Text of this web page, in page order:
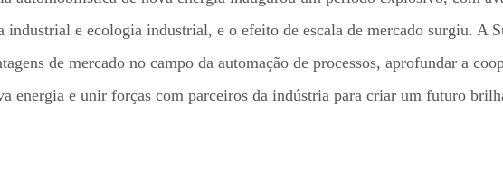
industrial e ecologia industrial, e o efeito de escala de mercado surgiu. A
de mercado no campo da automação de processos, aprofundar a
energia e unir forças com parceiros da indústria para criar um futuro